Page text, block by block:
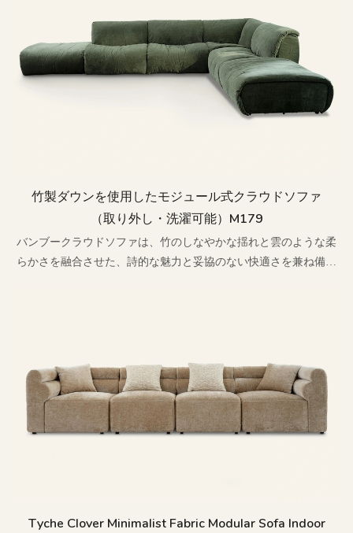
竹製ダウンを使用したモジュール式クラウドソファ
（取り外し・洗濯可能）M179
バンブークラウドソファは、竹のしなやかな揺れと雲のような柔
らかさを融合させた、詩的な魅力と妥協のない快適さを兼ね備え
Tyche Clover Minimalist Fabric Modular Sofa Indoor